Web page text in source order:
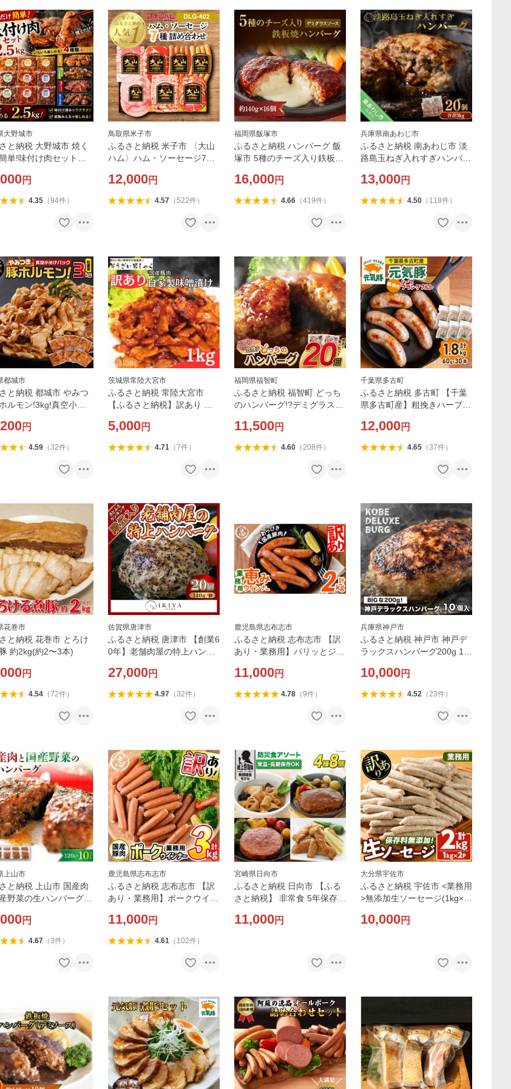
大野城市
と納税 大野城市 焼く
単!味付け肉セット
円
4.35（94件）
鳥取県米子市
ふるさと納税 米子市 〈大山
ハム〉ハム・ソーセージ7品
12,000円
4.57（522件）
福岡県飯塚市
ふるさと納税 ハンバーグ 飯
塚市 5種のチーズ入り鉄板焼
ス)16個
16,000円
4.66（419件）
兵庫県南あわじ市
ふるさと納税 南あわじ市 淡
路島玉ねぎ入れすぎハンバー
13,000円
4.50（ 118件）
都城市
と納税 都城市 やみつ
ルモン!3kg!真空小分
円
4.59（32件）
茨城県常陸大宮市
ふるさと納税 常陸大宮市
【ふるさと納税】訳あり 自
5,000円
4.71（7件）
福岡県福智町
ふるさと納税 福智町 どっち
のハンバーグ!?デミグラスソ
11,500円
4.60（208件）
千葉県多古町
ふるさと納税 多古町 【千葉
県多古町産】粗挽きハーブフ
本セット(60g×30本)
12,000円
4.65（37件）
花巻市
と納税 花巻市 とろけ
約2kg(約2〜3本)
円
4.54（72件）
佐賀県唐津市
ふるさと納税 唐津市 【創業6
0年】老舗肉屋の特上ハンバ
27,000円
4.97（32件）
鹿児島県志布志市
ふるさと納税 志布志市 【訳
あり・業務用】パリッとジュ
kg(1kg×2袋)
11,000円
4.78（9件）
兵庫県神戸市
ふるさと納税 神戸市 神戸デ
ラックスハンバーグ200g 10
10,000円
4.52（23件）
上山市
と納税 上山市 国産肉
野菜の生ハンバーグ
円
4.67（3件）
鹿児島県志布志市
ふるさと納税 志布志市 【訳
あり・業務用】ポークウイン
11,000円
4.61（ 102件）
宮崎県日向市
ふるさと納税 日向市 【ふる
さと納税】 非常食 5年保存
長期保存 備蓄 常温 日本ハム
11,000円
大分県宇佐市
ふるさと納税 宇佐市 <業務用
>無添加生ソーセージ(1kg×2
イ 安心院ソーセージ】
10,000円